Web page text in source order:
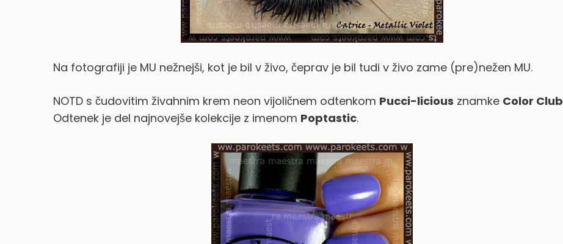
Na fotografiji je MU nežnejši, kot je bil v živo, čeprav je bil tudi v živo zame (pre)nežen MU.
NOTD s čudovitim živahnim krem neon vijoličnem odtenkom Pucci-licious znamke Color Club
Odtenek je del najnovejše kolekcije z imenom Poptastic.